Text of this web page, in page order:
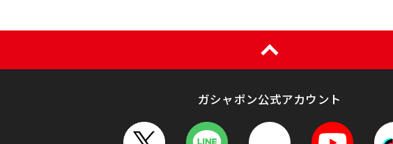
ガシャポン公式アカウント